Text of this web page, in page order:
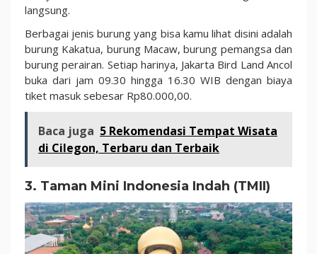
langsung.
Berbagai jenis burung yang bisa kamu lihat disini adalah
burung Kakatua, burung Macaw, burung pemangsa dan
burung perairan. Setiap harinya, Jakarta Bird Land Ancol
buka dari jam 09.30 hingga 16.30 WIB dengan biaya
tiket masuk sebesar Rp80.000,00.
Baca juga 5 Rekomendasi Tempat Wisata
di Cilegon, Terbaru dan Terbaik
3. Taman Mini Indonesia Indah (TMII)